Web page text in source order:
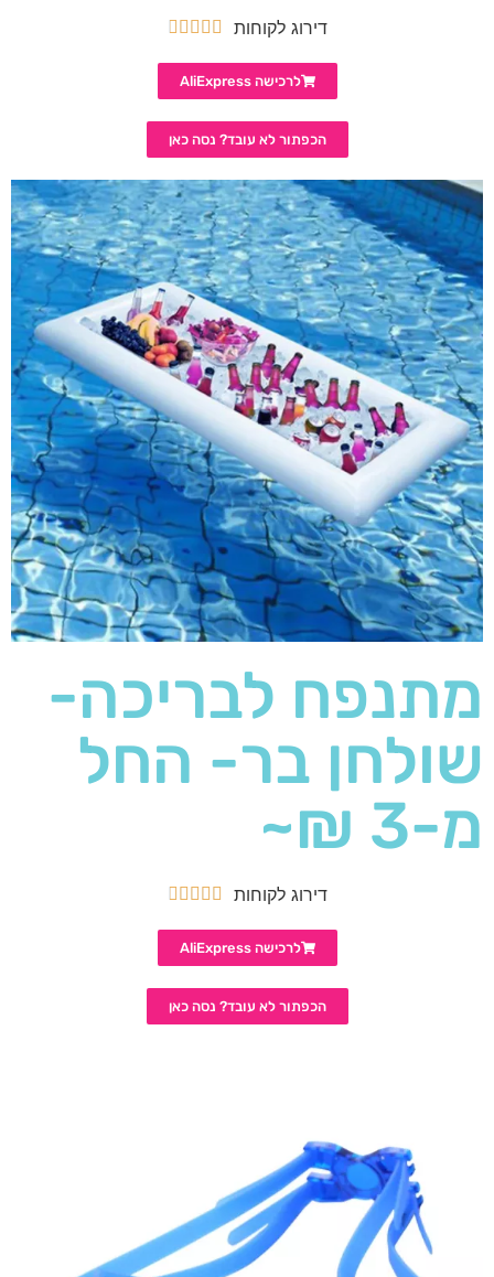
דירוג לקוחות 




לרכישה AliExpress
הכפתור לא עובד? נסה כאן
מתנפח לבריכה-
שולחן בר- החל
מ-3 ₪~
דירוג לקוחות 




לרכישה AliExpress
הכפתור לא עובד? נסה כאן